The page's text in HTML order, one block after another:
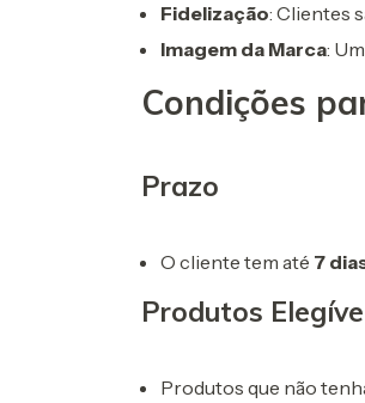
Fidelização: Clientes
Imagem da Marca:
Condições
Prazo
O cliente tem até 7
Produtos
Produtos que não